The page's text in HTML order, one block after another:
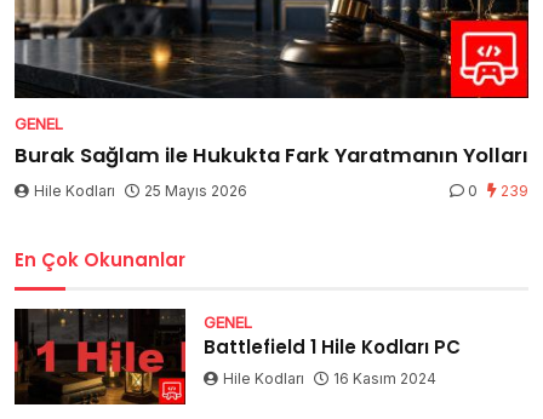
GENEL
Burak Sağlam ile Hukukta Fark Yaratmanın Yolları
Hile Kodları 25 Mayıs 2026 0 239
En Çok Okunanlar
GENEL
Battlefield 1 Hile Kodları PC
Hile Kodları 16 Kasım 2024